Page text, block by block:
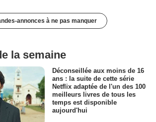
annonces à ne pas manquer
la semaine
Déconseillée aux moins de 16
ans : la suite de cette série
Netflix adaptée de l'un des 100
meilleurs livres de tous les
temps est disponible
aujourd'hui